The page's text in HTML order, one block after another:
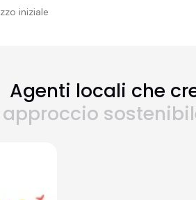
iniziale
Agenti locali che
approccio